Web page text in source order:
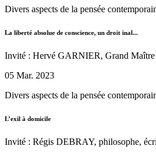
Divers aspects de la pensée
La liberté absolue de conscience, un droit inal...
Invité : Hervé GARNIER, Grand
05 Mar. 2023
Divers aspects de la pensée
L’exil à domicile
Invité : Régis DEBRAY, philosophe,